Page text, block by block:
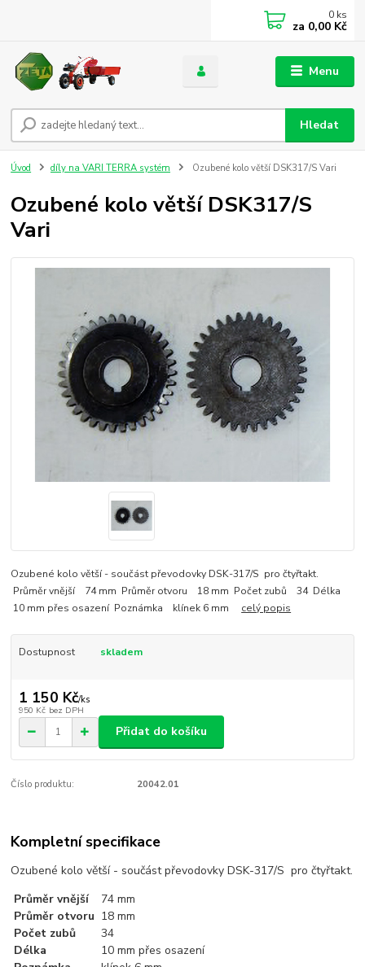
Menu
Hledat
0 ks
za 0,00 Kč
Úvod díly na VARI TERRA systém Ozubené kolo větší DSK317/S Vari
Ozubené kolo větší DSK317/S
Vari
Ozubené kolo větší - součást převodovky DSK-317/S pro čtyřtakt.
Průměr vnější 74 mm Průměr otvoru 18 mm Počet zubů 34 Délka
10 mm přes osazení Poznámka klínek 6 mm celý popis
Dostupnost skladem
1 150 Kč/ks
950 Kč bez DPH
Přidat do košíku
Číslo produktu: 20042.01
Kompletní specifikace
Ozubené kolo větší - součást převodovky DSK-317/S pro čtyřtakt.
Průměr vnější
74 mm
Průměr otvoru 18 mm
Počet zubů
34
Délka
10 mm přes osazení